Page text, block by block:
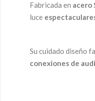
Fabricada en acero
luce
Su cuidado diseño
conexiones de